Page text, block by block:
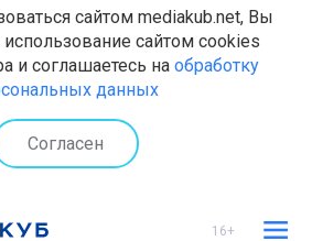
сайтом mediakub.net, Вы
сайтом cookies
и соглашаетесь на обработку
данных
Согласен
16+